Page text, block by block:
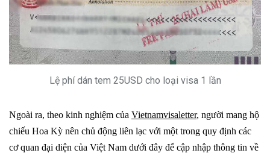
Lệ phí dán tem 25USD cho loại visa 1 lần
Ngoài ra, theo kinh nghiệm của Vietnamvisaletter, người mang hộ
chiếu Hoa Kỳ nên chủ động liên lạc với một trong quy định các
cơ quan đại diện của Việt Nam dưới đây để cập nhập thông tin về